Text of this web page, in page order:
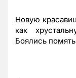
Новую
как
Боялись